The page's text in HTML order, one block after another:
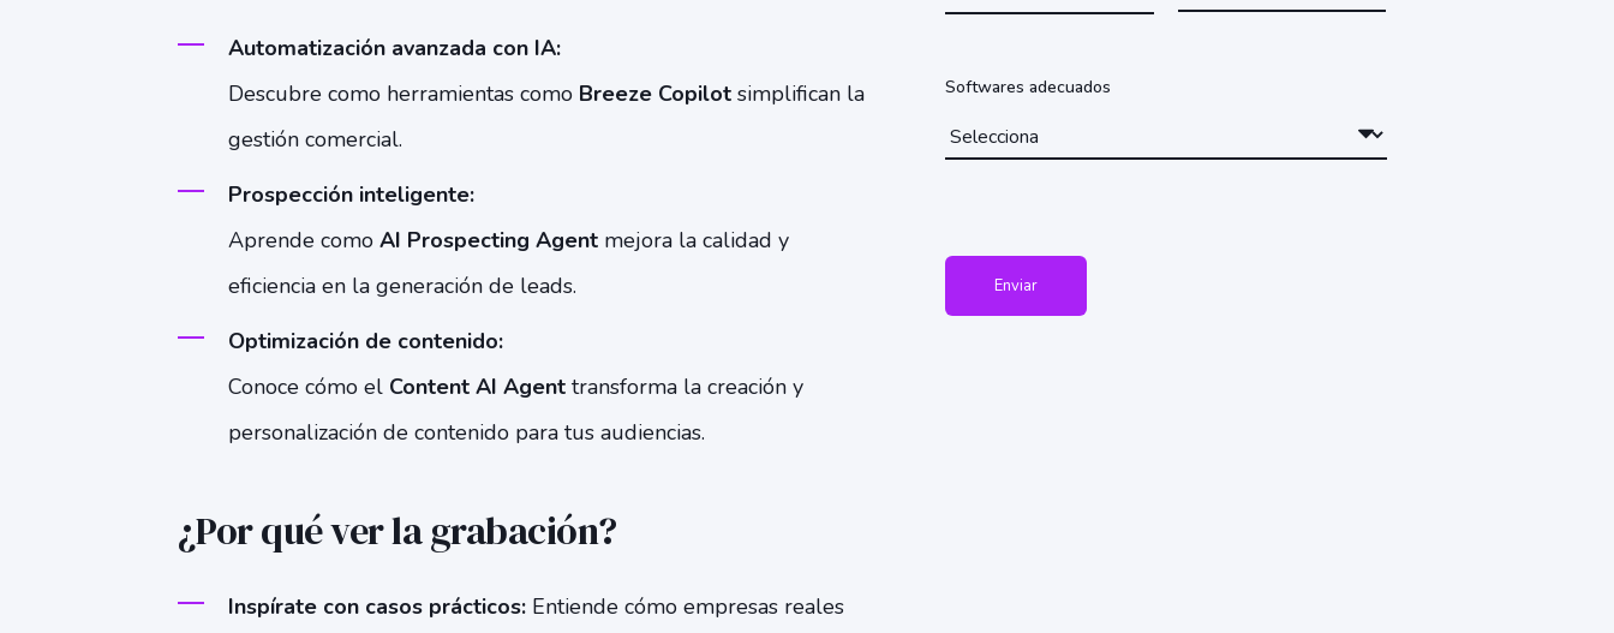
Automatización avanzada con IA:
Descubre como herramientas como Breeze Copilotsimplifican la
gestión comercial.
Prospección inteligente:
Aprende como AI Prospecting Agentmejora la calidad y
eficiencia en la generación de leads.
Optimización de contenido:
Conoce cómo el Content AI Agenttransforma la creación y
personalización de contenido para tus audiencias.
¿Por qué ver la grabación?
Inspírate con casos prácticos:Entiende cómo empresas reales
Softwares adecuados